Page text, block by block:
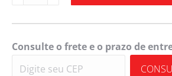
Consulte o frete e o prazo de